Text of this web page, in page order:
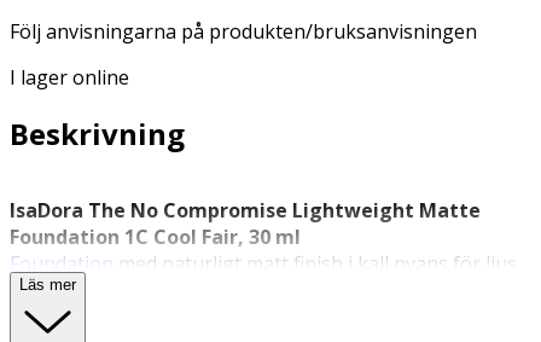
Följ anvisningarna på produkten/bruksanvisningen
I lager online
Beskrivning
IsaDora The No Compromise Lightweight Matte
Foundation 1C Cool Fair, 30 ml
Foundation med naturligt matt finish i kall nyans för ljus
hudton.
IsaDora
Läs mer